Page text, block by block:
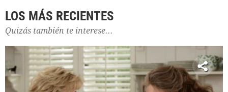
LOS MÁS RECIENTES
Quizás también te interese...